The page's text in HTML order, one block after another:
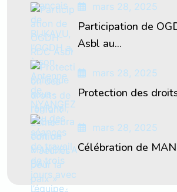
mars 28, 2025
Participation de
Asbl au...
mars 28, 2025
Protection des
mars 28, 2025
Célébration de